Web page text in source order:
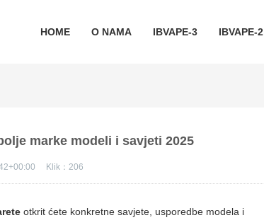
HOME O NAMA IBVAPE-3 IBVAPE-2
marke modeli i savjeti 2025
Klik：206
otkrit ćete konkretne savjete, usporedbe modela i